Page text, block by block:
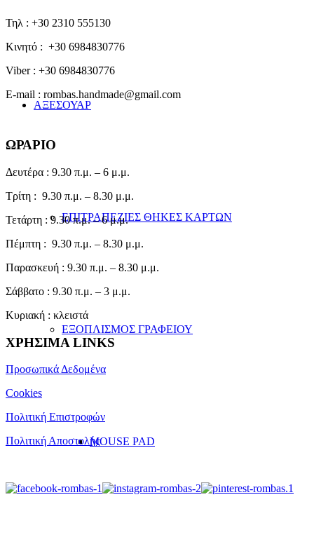
ΑΞΕΣΟΥΑΡ
ΕΠΙΤΡΑΠΕΖΙΕΣ ΘΗΚΕΣ ΚΑΡΤΩΝ
ΕΞΟΠΛΙΣΜΟΣ ΓΡΑΦΕΙΟΥ
MOUSE PAD
Τηλ : +30 2310 555130
Κινητό : +30 6984830776
Viber : +30 6984830776
E-mail : rombas.handmade@gmail.com
ΩΡΑΡΙΟ
Δευτέρα : 9.30 π.μ. – 6 μ.μ.
Τρίτη : 9.30 π.μ. – 8.30 μ.μ.
Τετάρτη : 9.30 π.μ. – 6 μ.μ.
Πέμπτη : 9.30 π.μ. – 8.30 μ.μ.
Παρασκευή : 9.30 π.μ. – 8.30 μ.μ.
Σάββατο : 9.30 π.μ. – 3 μ.μ.
Κυριακή : κλειστά
ΧΡΗΣΙΜΑ LINKS
Προσωπικά Δεδομένα
Cookies
Πολιτική Επιστροφών
Πολιτική Αποστολής